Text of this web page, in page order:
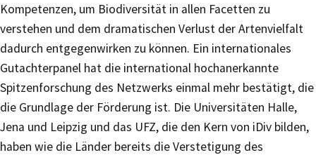
Kompetenzen, um Biodiversität in allen Facetten zu
verstehen und dem dramatischen Verlust der Artenvielfalt
dadurch entgegenwirken zu können. Ein internationales
Gutachterpanel hat die international hochanerkannte
Spitzenforschung des Netzwerks einmal mehr bestätigt, die
die Grundlage der Förderung ist. Die Universitäten Halle,
Jena und Leipzig und das UFZ, die den Kern von iDiv bilden,
haben wie die Länder bereits die Verstetigung des